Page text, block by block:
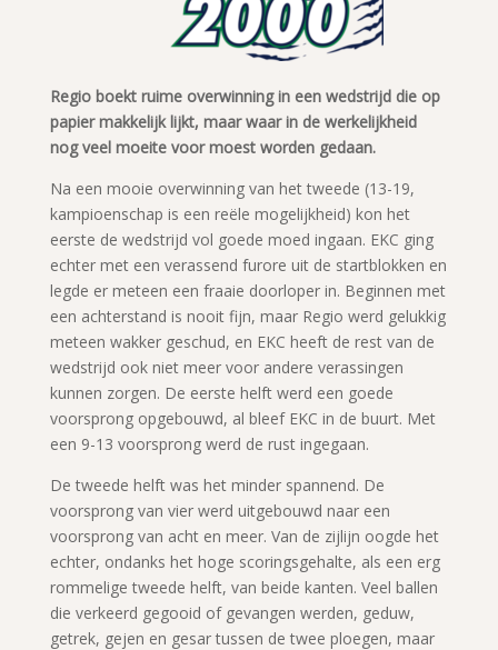
Regio boekt ruime overwinning in een wedstrijd die op
papier makkelijk lijkt, maar waar in de werkelijkheid
nog veel moeite voor moest worden gedaan.
Na een mooie overwinning van het tweede (13-19,
kampioenschap is een reële mogelijkheid) kon het
eerste de wedstrijd vol goede moed ingaan. EKC ging
echter met een verassend furore uit de startblokken en
legde er meteen een fraaie doorloper in. Beginnen met
een achterstand is nooit fijn, maar Regio werd gelukkig
meteen wakker geschud, en EKC heeft de rest van de
wedstrijd ook niet meer voor andere verassingen
kunnen zorgen. De eerste helft werd een goede
voorsprong opgebouwd, al bleef EKC in de buurt. Met
een 9-13 voorsprong werd de rust ingegaan.
De tweede helft was het minder spannend. De
voorsprong van vier werd uitgebouwd naar een
voorsprong van acht en meer. Van de zijlijn oogde het
echter, ondanks het hoge scoringsgehalte, als een erg
rommelige tweede helft, van beide kanten. Veel ballen
die verkeerd gegooid of gevangen werden, geduw,
getrek, gejen en gesar tussen de twee ploegen, maar